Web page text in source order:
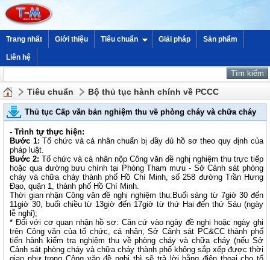
Trang nhất Giới thiệu Tiêu chuẩn Giải pháp Sản phẩm
Liên hệ
Tiêu chuẩn Bộ thủ tục hành chính về PCCC
Thủ tục Cấp văn bản nghiệm thu về phòng cháy và chữa cháy
- Trình tự thực hiện:
Bước 1: Tổ chức và cá nhân chuẩn bị đầy đủ hồ sơ theo quy định của
pháp luật.
Bước 2: Tổ chức và cá nhân nộp Công văn đề nghị nghiệm thu trực tiếp
hoặc qua đường bưu chính tại Phòng Tham mưu - Sở Cảnh sát phòng
cháy và chữa cháy thành phố Hồ Chí Minh, số 258 đường Trần Hưng
Đạo, quận 1, thành phố Hồ Chí Minh.
Thời gian nhận Công văn đề nghị nghiệm thu:Buổi sáng từ 7giờ 30 đến
11giờ 30, buổi chiều từ 13giờ đến 17giờ từ thứ Hai đến thứ Sáu (ngày
lễ nghỉ);
* Đối với cơ quan nhận hồ sơ: Căn cứ vào ngày đề nghị hoặc ngày ghi
trên Công văn của tổ chức, cá nhân, Sở Cảnh sát PC&CC thành phố
tiến hành kiểm tra nghiệm thu về phòng cháy và chữa cháy (nếu Sở
Cảnh sát phòng cháy và chữa cháy thành phố không sắp xếp được thời